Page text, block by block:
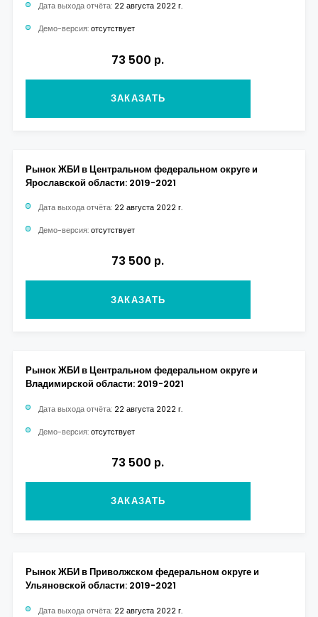
Дата выхода отчёта: 22 августа 2022 г.
Демо-версия: отсутствует
73 500 р.
ЗАКАЗАТЬ
Рынок ЖБИ в Центральном федеральном округе и
Ярославской области: 2019-2021
Дата выхода отчёта: 22 августа 2022 г.
Демо-версия: отсутствует
73 500 р.
ЗАКАЗАТЬ
Рынок ЖБИ в Центральном федеральном округе и
Владимирской области: 2019-2021
Дата выхода отчёта: 22 августа 2022 г.
Демо-версия: отсутствует
73 500 р.
ЗАКАЗАТЬ
Рынок ЖБИ в Приволжском федеральном округе и
Ульяновской области: 2019-2021
Дата выхода отчёта: 22 августа 2022 г.